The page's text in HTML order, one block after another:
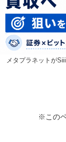
メタプラネットが
※この